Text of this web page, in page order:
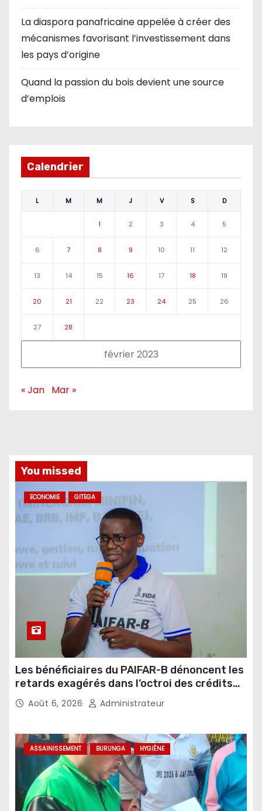
La diaspora panafricaine appelée à créer des
mécanismes favorisant l’investissement dans
les pays d’origine
Quand la passion du bois devient une source
d’emplois
Calendrier
février 2023
L M M J V S D
1 2 3 4 5
6 7 8 9 10 11 12
13 14 15 16 17 18 19
20 21 22 23 24 25 26
27 28
« Jan Mar »
You missed
ECONOMIE GITEGA
Les bénéficiaires du PAIFAR-B dénoncent les
retards exagérés dans l’octroi des crédits
agricoles
Août 6, 2026 Administrateur
ASSAINISSEMENT BURUNGA HYGIÈNE